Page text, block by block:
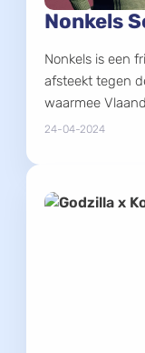
Nonkels
Nonkels is een
afsteekt tegen
waarmee
24-04-2024